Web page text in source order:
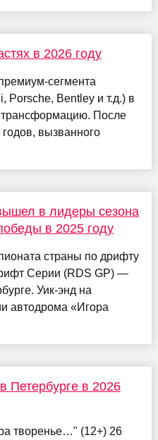
в 2026 году
сегмента
Porsche, Bentley и т.д.) в
После
вызванного
в лидеры сезона
в 2025 году
страны по дрифту
Серии (RDS GP) —
Уик-энд на
автодрома «Игора
Петербурге в 2026
творенье…" (12+) 26